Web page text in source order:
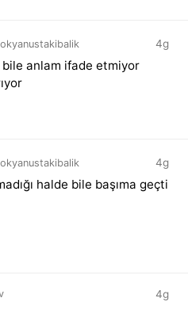
4g
anlam ifade etmiyor
4g
halde bile başıma geçti
4g